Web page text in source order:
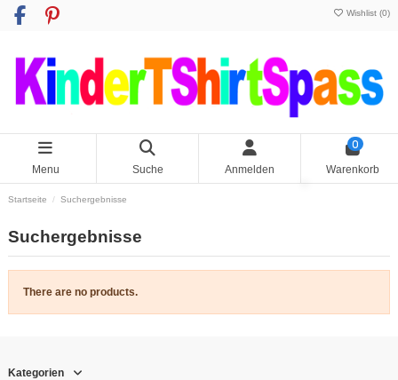
Wishlist (0)
Menu Suche Anmelden
0
Warenkorb
Startseite Suchergebnisse
Suchergebnisse
There are no products.
Kategorien